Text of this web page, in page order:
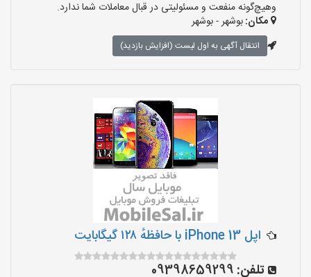
وهیچ‌گونه منفعت و مسئولیتی در قبال معاملات شما ندارد.
مکان:بوشهر - بوشهر
انتقال آگهی به اول لیست (افزایش بازدید)
اپل iPhone 13 با حافظهٔ ۱۲۸ گیگابایت
تلفن: 09398659299